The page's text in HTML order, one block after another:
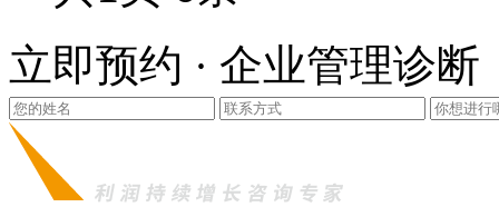
立即预约 · 企业管理诊断